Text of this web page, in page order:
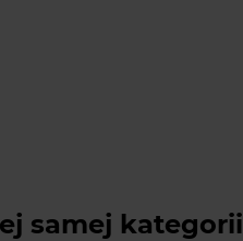
samej kategorii